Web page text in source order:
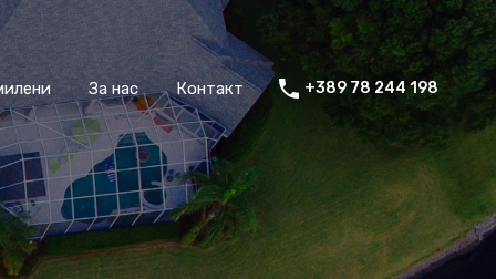
За нас Контакт +389 78 244 198